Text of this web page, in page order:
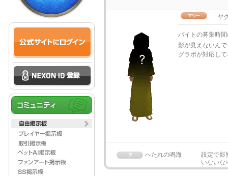
ヤ
バイトの募集時
影が見えないん
グラボが対応し
へたれの鳴海
設定で影
いないな